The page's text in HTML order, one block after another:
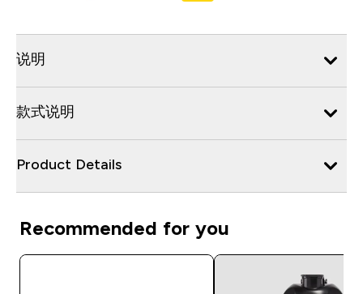
说明
款式说明
Product Details
Recommended for you